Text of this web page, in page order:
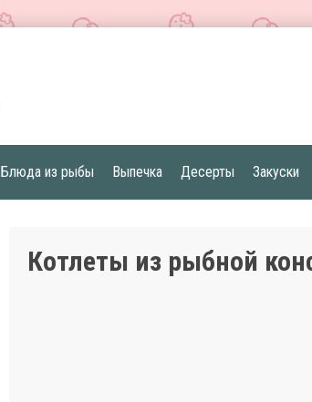
Блюда из рыбы Выпечка Десерты Закуски
Котлеты из рыбной